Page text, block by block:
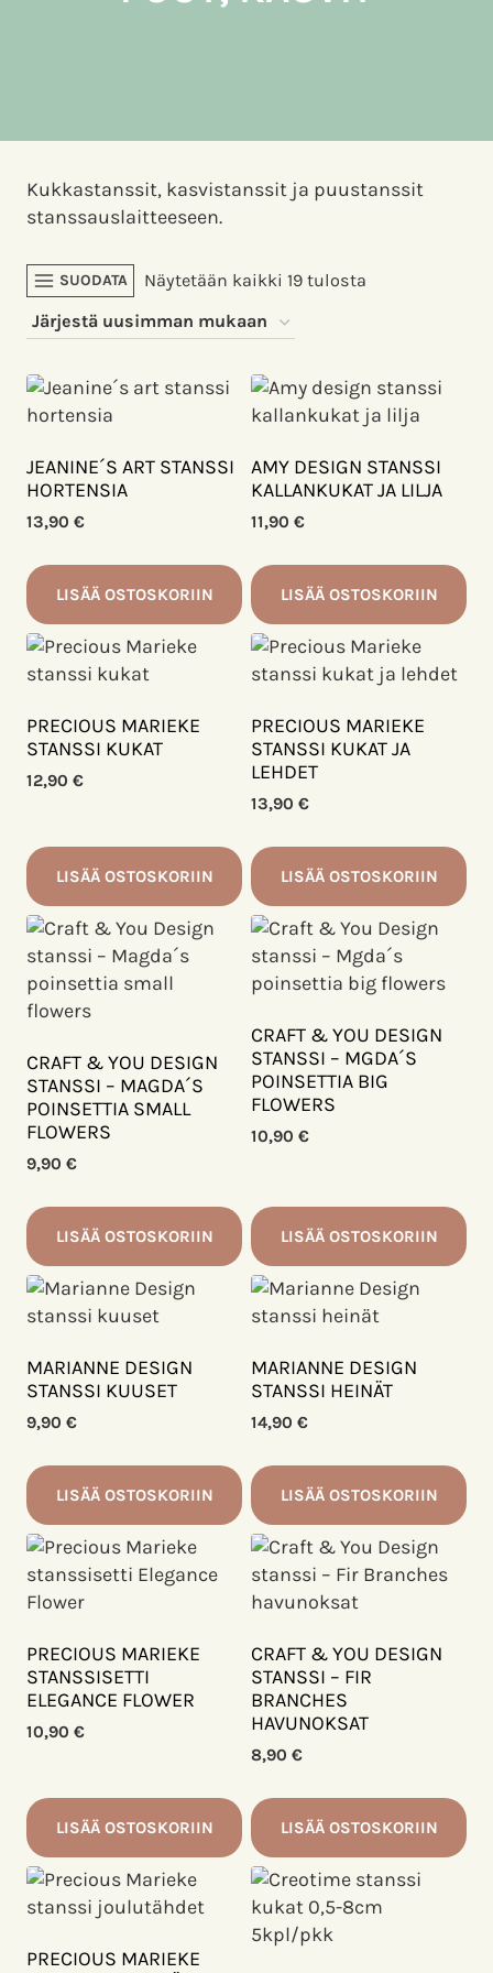
Kukkastanssit, kasvistanssit ja puustanssit
stanssauslaitteeseen.
SUODATA Näytetään kaikki 19 tulosta
JEANINE´S ART STANSSI
HORTENSIA
13,90 €
LISÄÄ OSTOSKORIIN
AMY DESIGN STANSSI
KALLANKUKAT JA LILJA
11,90 €
LISÄÄ OSTOSKORIIN
PRECIOUS MARIEKE
STANSSI KUKAT
12,90 €
LISÄÄ OSTOSKORIIN
PRECIOUS MARIEKE
STANSSI KUKAT JA
LEHDET
13,90 €
LISÄÄ OSTOSKORIIN
CRAFT & YOU DESIGN
STANSSI – MAGDA´S
POINSETTIA SMALL
FLOWERS
9,90 €
LISÄÄ OSTOSKORIIN
CRAFT & YOU DESIGN
STANSSI – MGDA´S
POINSETTIA BIG
FLOWERS
10,90 €
LISÄÄ OSTOSKORIIN
MARIANNE DESIGN
STANSSI KUUSET
9,90 €
LISÄÄ OSTOSKORIIN
MARIANNE DESIGN
STANSSI HEINÄT
14,90 €
LISÄÄ OSTOSKORIIN
PRECIOUS MARIEKE
STANSSISETTI
ELEGANCE FLOWER
10,90 €
LISÄÄ OSTOSKORIIN
CRAFT & YOU DESIGN
STANSSI – FIR
BRANCHES
HAVUNOKSAT
8,90 €
LISÄÄ OSTOSKORIIN
PRECIOUS MARIEKE